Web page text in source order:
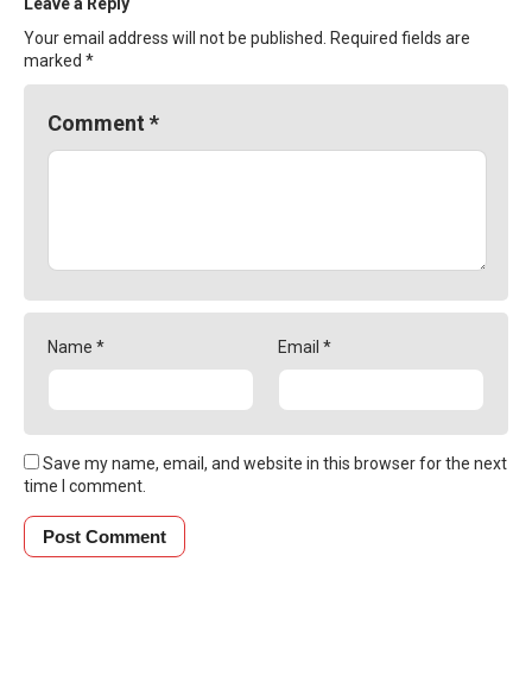
Your email address will not be published.
Required fields are
marked *
Comment *
Name * Email *
Save my name, email, and website in this browser for the next
time I comment.